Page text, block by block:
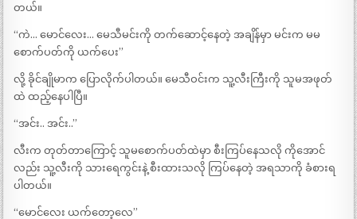
တယ်။
“ကဲ… မောင်လေး… မေသီမင်းကို တက်ဆောင့်နေတဲ့ အချိန်မှာ မင်းက မမ
စောက်ပတ်ကို ယက်ပေး”
လို့ ခိုင်ချိုမာက ပြောလိုက်ပါတယ်။ မေသီဝင်းက သူ့လီးကြီးကို သူမအဖုတ်
ထဲ ထည့်နေပါပြီ။
“အင်း.. အင်း..”
လီးက တုတ်တာကြောင့် သူမစောက်ပတ်ထဲမှာ စီးကြပ်နေသလို ကိုအောင်
လည်း သူ့လီးကို သားရေကွင်းနဲ့ စီးထားသလို ကြပ်နေတဲ့ အရသာကို ခံစားရ
ပါတယ်။
“မောင်လေး ယက်တော့လေ”